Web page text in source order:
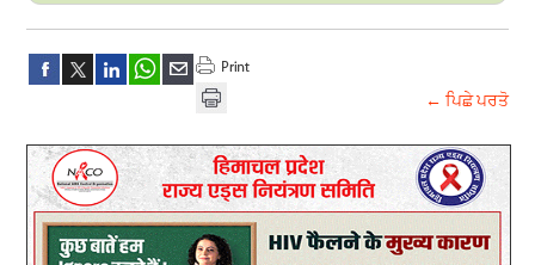
← ਪਿਛੇ ਪਰਤੋ